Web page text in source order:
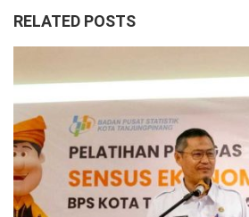
RELATED POSTS